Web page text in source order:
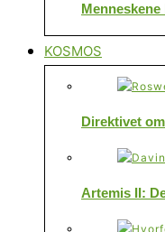
KOSMOS
Direktivet
Artemis II: